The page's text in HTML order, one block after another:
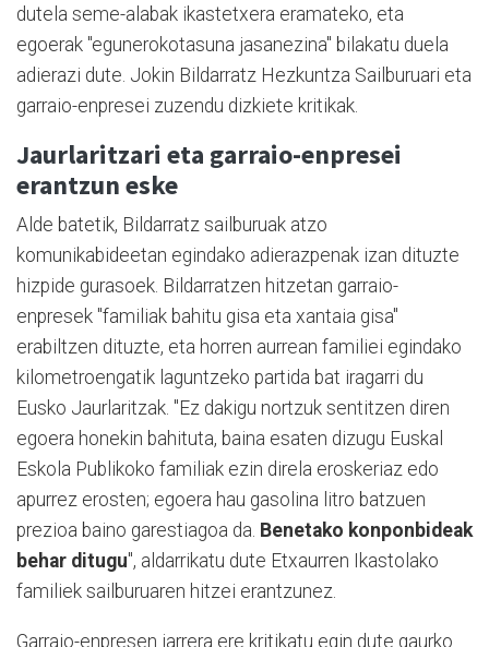
dutela seme-alabak ikastetxera eramateko, eta
egoerak "egunerokotasuna jasanezina" bilakatu duela
adierazi dute. Jokin Bildarratz Hezkuntza Sailburuari eta
garraio-enpresei zuzendu dizkiete kritikak.
Jaurlaritzari eta garraio-enpresei
erantzun eske
Alde batetik, Bildarratz sailburuak atzo
komunikabideetan egindako adierazpenak izan dituzte
hizpide gurasoek. Bildarratzen hitzetan garraio-
enpresek "familiak bahitu gisa eta xantaia gisa"
erabiltzen dituzte, eta horren aurrean familiei egindako
kilometroengatik laguntzeko partida bat iragarri du
Eusko Jaurlaritzak. "Ez dakigu nortzuk sentitzen diren
egoera honekin bahituta, baina esaten dizugu Euskal
Eskola Publikoko familiak ezin direla eroskeriaz edo
apurrez erosten; egoera hau gasolina litro batzuen
prezioa baino garestiagoa da. Benetako konponbideak
behar ditugu", aldarrikatu dute Etxaurren Ikastolako
familiek sailburuaren hitzei erantzunez.
Garraio-enpresen jarrera ere kritikatu egin dute gaurko